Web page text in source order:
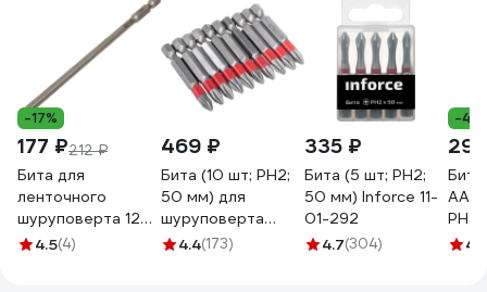
-17%
177 ₽212 ₽
Бита для
ленточного
шуруповерта 129
мм KEYANG
4.5(4)
469 ₽
Бита (10 шт; PH2;
50 мм) для
шуруповерта
Gigant GBS 11030
4.4(173)
335 ₽
Бита (5 шт; PH2;
50 мм) Inforce 11-
01-292
4.7(304)
-
4.2